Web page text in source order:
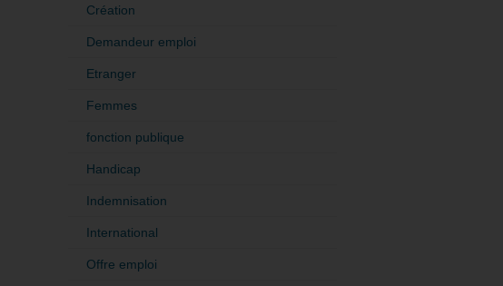
Création
Demandeur emploi
Etranger
Femmes
fonction publique
Handicap
Indemnisation
International
Offre emploi